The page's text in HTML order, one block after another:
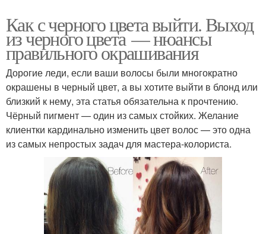
Как с черного цвета выйти. Выход
из черного цвета — нюансы
правильного окрашивания
Дорогие леди, если ваши волосы были многократно
окрашены в черный цвет, а вы хотите выйти в блонд или
близкий к нему, эта статья обязательна к прочтению.
Чёрный пигмент — один из самых стойких. Желание
клиентки кардинально изменить цвет волос — это одна
из самых непростых задач для мастера-колориста.